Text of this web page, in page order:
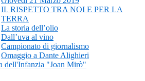
IL RISPETTO TRA NOI E PER LA
TERRA
La storia dell’olio
Dall’uva al vino
Campionato di giornalismo
Omaggio a Dante Alighieri
dell'Infanzia "Joan Mirò"